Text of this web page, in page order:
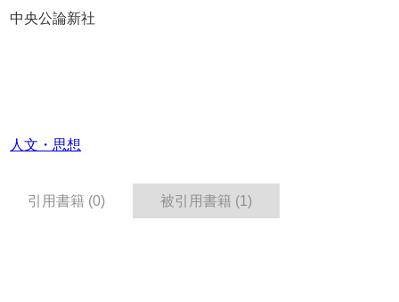
中央公論新社
人文・思想
引用書籍 (0) 被引用書籍 (1)